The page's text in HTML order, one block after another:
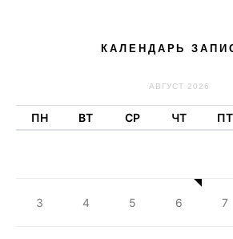
КАЛЕНДАРЬ
АВГУСТ 2026
ПН ВТ СР ЧТ ПТ
3 4 5 6 7